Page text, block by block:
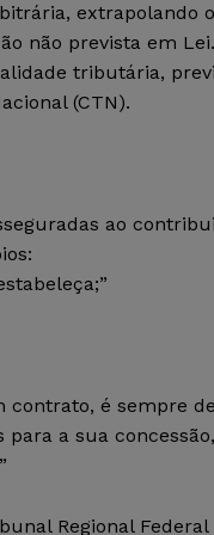
extrapolando
não prevista em
tributária,
(CTN).
ao
contrato, é sempre
a sua
Regional Federal